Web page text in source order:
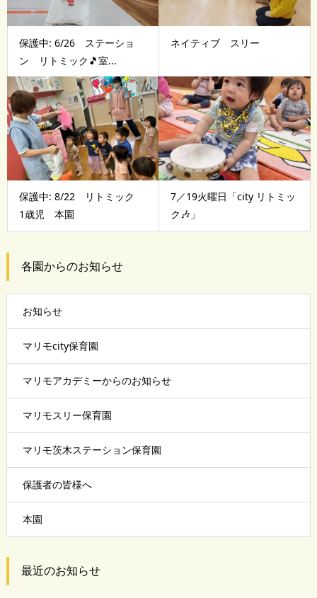
保護中: 6/26 ステーショ
ン リトミック🎵室...
ネイティブ スリー
保護中: 8/22 リトミック
1歳児 本園
7／19火曜日「city リトミッ
ク🎶」
各園からのお知らせ
お知らせ
マリモcity保育園
マリモアカデミーからのお知らせ
マリモスリー保育園
マリモ茨木ステーション保育園
保護者の皆様へ
本園
最近のお知らせ